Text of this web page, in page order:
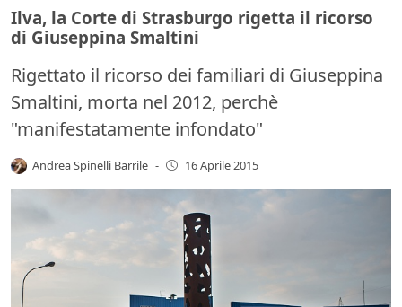
Ilva, la Corte di Strasburgo rigetta il ricorso
di Giuseppina Smaltini
Rigettato il ricorso dei familiari di Giuseppina
Smaltini, morta nel 2012, perchè
"manifestatamente infondato"
Andrea Spinelli Barrile - 16 Aprile 2015